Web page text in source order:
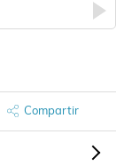
Compartir